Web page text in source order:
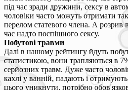
під час зради дружини, сексу в
чоловіки часто можуть отримати
перелом статевого члена. А розрив
час надто поспішного сексу.
Побутові травми
Далі в нашому рейтингу йдуть
статистикою, вони трапляються в
серйозних травм. Дуже часто
кахлі у ванній, падають і
цього уникнути, потрібно